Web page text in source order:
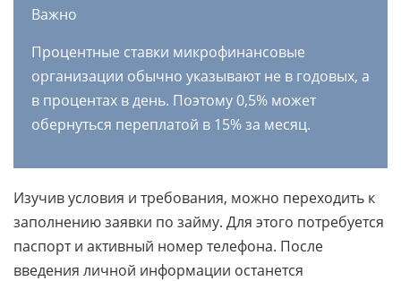
Важно
Процентные ставки микрофинансовые
организации обычно указывают не в годовых, а
в процентах в день. Поэтому 0,5% может
обернуться переплатой в 15% за месяц.
Изучив условия и требования, можно переходить к
заполнению заявки по займу. Для этого потребуется
паспорт и активный номер телефона. После
введения личной информации останется